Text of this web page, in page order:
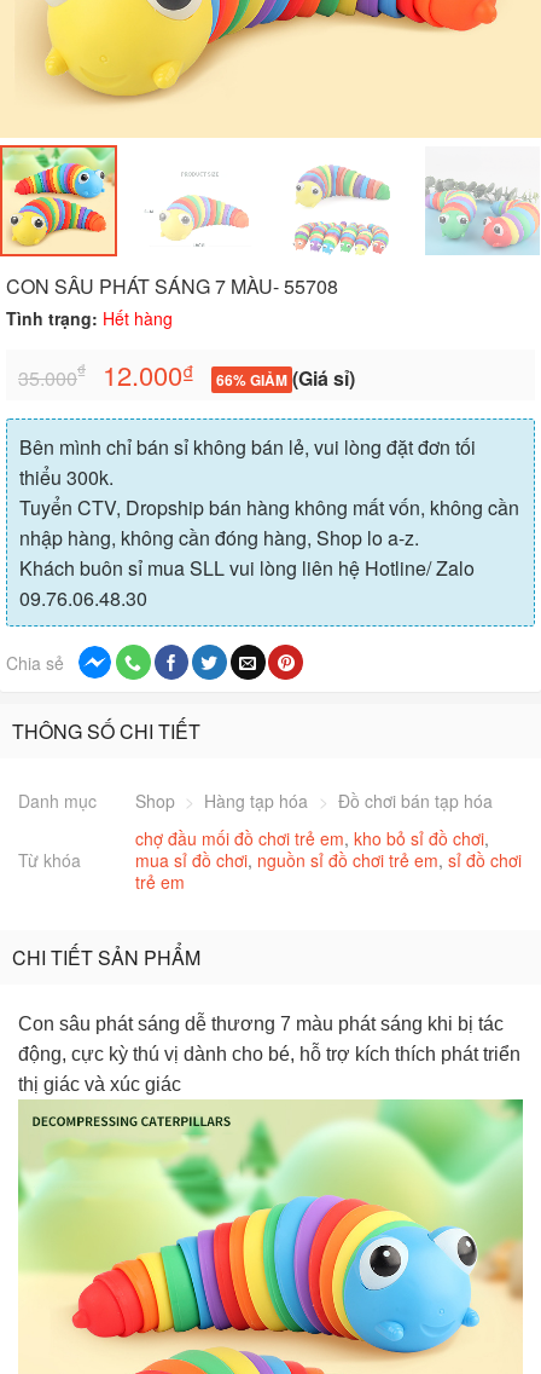
CON SÂU PHÁT SÁNG 7 MÀU- 55708
Tình trạng: Hết hàng
35.000₫ 12.000₫ 66% GIẢM (Giá sỉ)
Bên mình chỉ bán sỉ không bán lẻ, vui lòng đặt đơn tối
thiểu 300k.
Tuyển CTV, Dropship bán hàng không mất vốn, không cần
nhập hàng, không cần đóng hàng, Shop lo a-z.
Khách buôn sỉ mua SLL vui lòng liên hệ Hotline/ Zalo
09.76.06.48.30
Chia sẻ
THÔNG SỐ CHI TIẾT
Danh mục Shop > Hàng tạp hóa > Đồ chơi bán tạp hóa
Từ khóa
chợ đầu mối đồ chơi trẻ em, kho bỏ sỉ đồ chơi,
mua sỉ đồ chơi, nguồn sỉ đồ chơi trẻ em, sỉ đồ chơi
trẻ em
CHI TIẾT SẢN PHẨM
Con sâu phát sáng dễ thương 7 màu phát sáng khi bị tác
động, cực kỳ thú vị dành cho bé, hỗ trợ kích thích phát triển
thị giác và xúc giác